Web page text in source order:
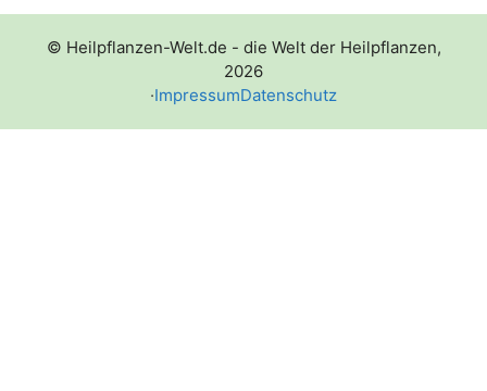
© Heilpflanzen-Welt.de - die Welt der Heilpflanzen,
2026
·ImpressumDatenschutz